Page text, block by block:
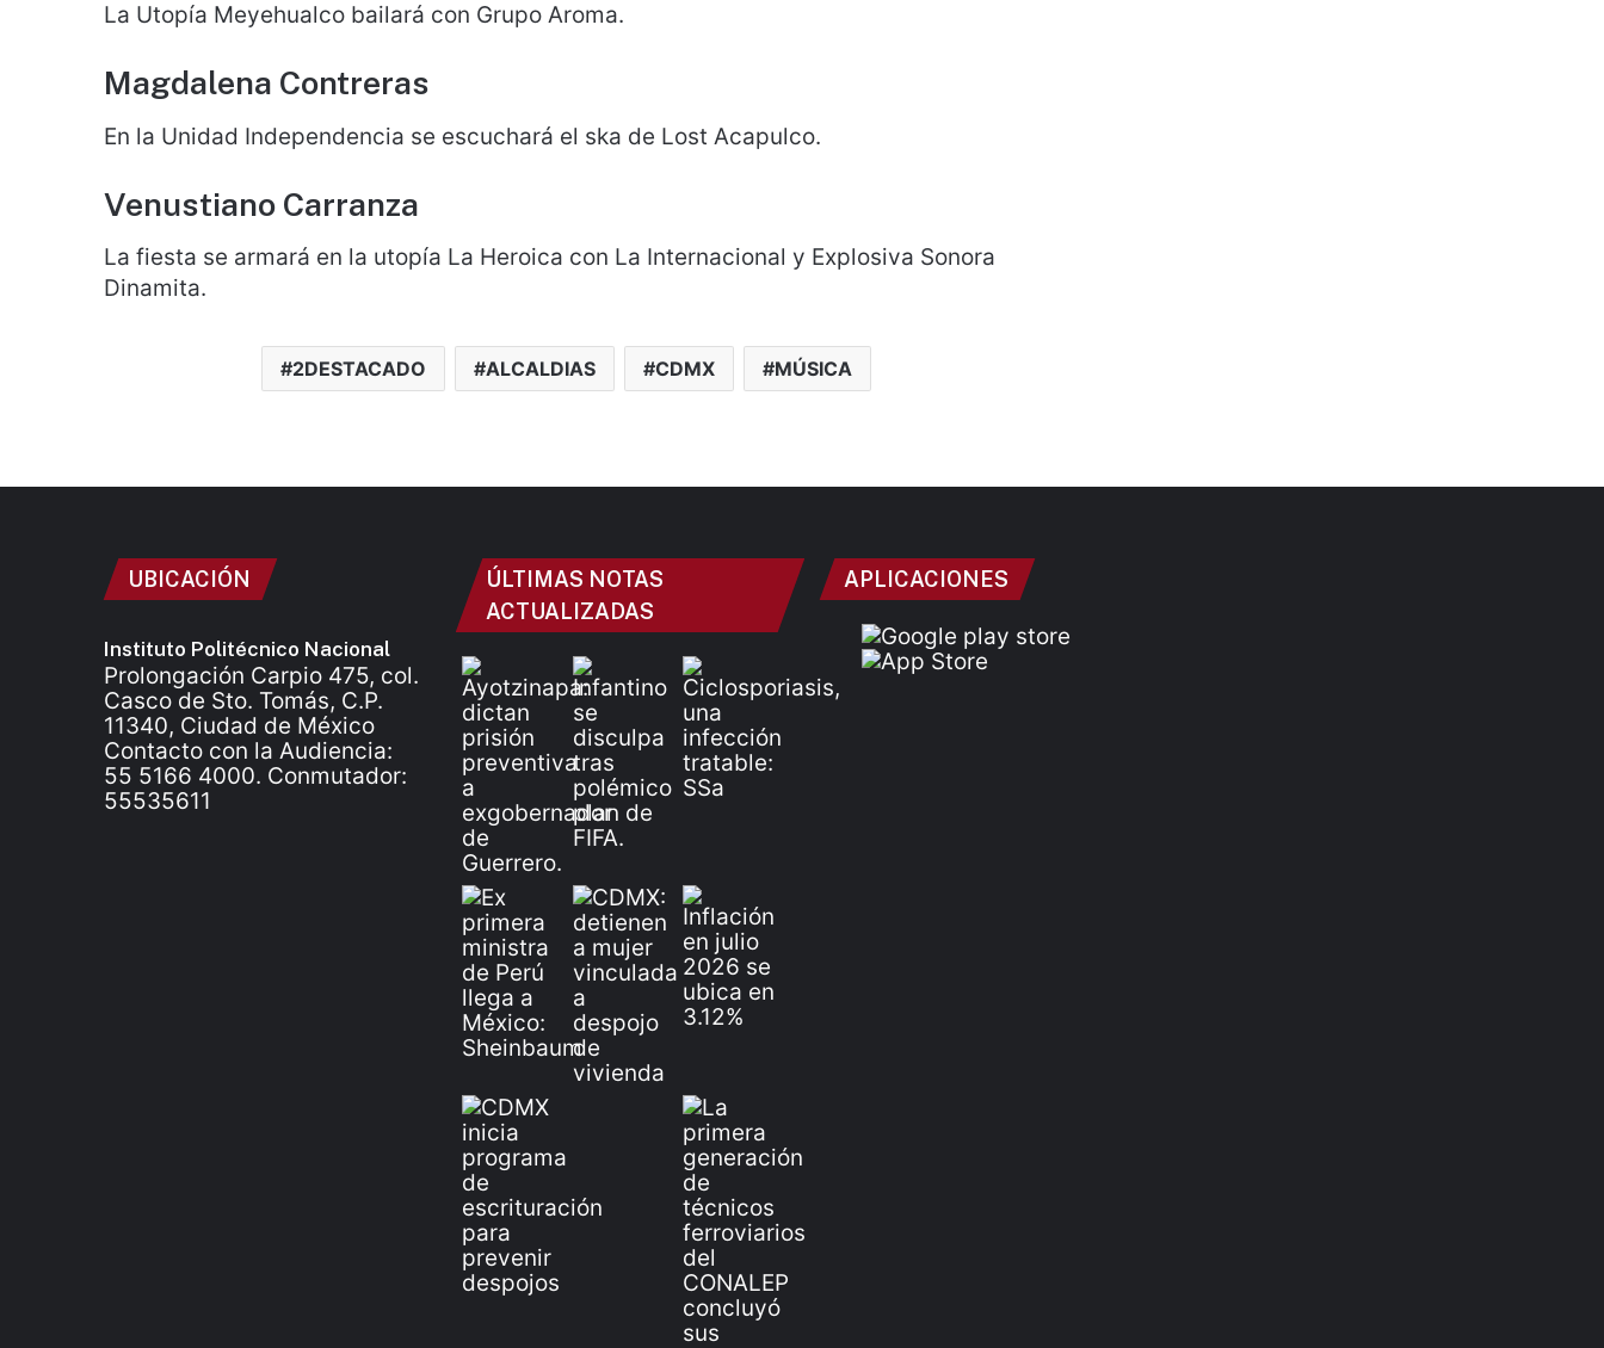
La Utopía Meyehualco bailará con Grupo Aroma.
Magdalena Contreras
En la Unidad Independencia se escuchará el ska de Lost Acapulco.
Venustiano Carranza
La fiesta se armará en la utopía La Heroica con La Internacional y Explosiva Sonora
Dinamita.
2DESTACADO ALCALDIAS CDMX MÚSICA
UBICACIÓN
Instituto Politécnico Nacional
Prolongación Carpio 475, col.
Casco de Sto. Tomás, C.P.
11340, Ciudad de México
Contacto con la Audiencia:
55 5166 4000. Conmutador:
55535611
ÚLTIMAS NOTAS
ACTUALIZADAS
APLICACIONES